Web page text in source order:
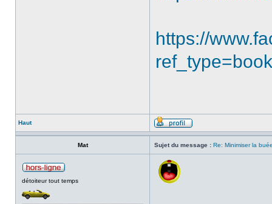
https://
Haut
Mat Sujet du message : Re: Minimiser la
détoiteur tout temps